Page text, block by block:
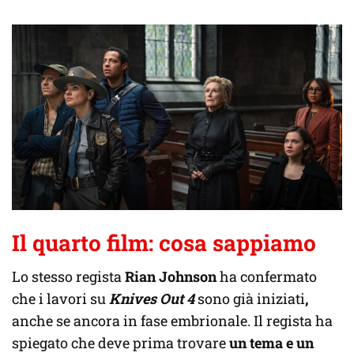
Il quarto film: cosa sappiamo
Lo stesso registaRian Johnsonha confermato
che i lavori suKnives Out 4sono già iniziati,
anche se ancora in fase embrionale. Il regista ha
spiegato che deve prima trovareun tema e un